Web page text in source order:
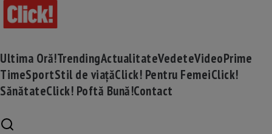
Ultima Oră!TrendingActualitateVedeteVideoPrime
TimeSportStil de viațăClick! Pentru FemeiClick!
SănătateClick! Poftă Bună!Contact